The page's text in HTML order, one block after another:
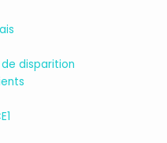
disparition